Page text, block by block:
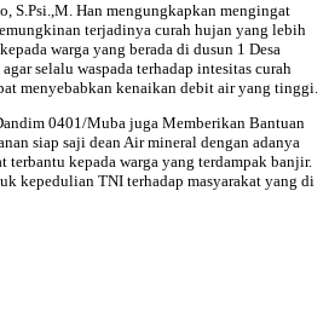
S.Psi.,M. Han mengungkapkan mengingat
terjadinya curah hujan yang lebih
warga yang berada di dusun 1 Desa
selalu waspada terhadap intesitas curah
menyebabkan kenaikan debit air yang tinggi.
0401/Muba juga Memberikan Bantuan
siap saji dean Air mineral dengan adanya
terbantu kepada warga yang terdampak banjir.
kepedulian TNI terhadap masyarakat yang di